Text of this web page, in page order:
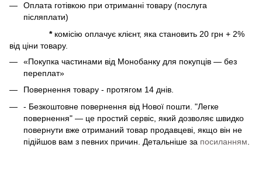
Оплата готівкою при отриманні товару (послуга
післяплати)
* комісію оплачує клієнт, яка становить 20 грн + 2%
від ціни товару.
«Покупка частинами від Монобанку для покупців — без
переплат»
Повернення товару - протягом 14 днів.
- Безкоштовне повернення від Нової пошти. "Легке
повернення" — це простий сервіс, який дозволяє швидко
повернути вже отриманий товар продавцеві, якщо він не
підійшов вам з певних причин. Детальніше за посиланням